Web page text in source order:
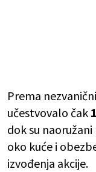
Prema
učestvovalo čak
dok su
oko kuće i
izvođenja akcije.